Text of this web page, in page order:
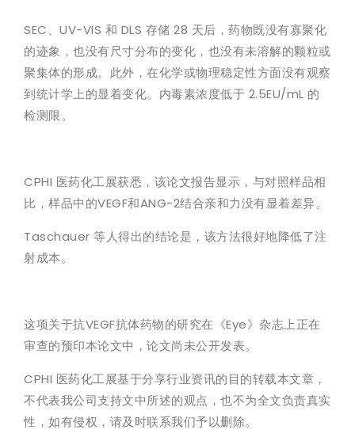
SEC、UV-VIS 和 DLS 存储 28 天后，药物既没有寡聚化
的迹象，也没有尺寸分布的变化，也没有未溶解的颗粒或
聚集体的形成。此外，在化学或物理稳定性方面没有观察
到统计学上的显着变化。内毒素浓度低于 2.5EU/mL 的
检测限。
CPHI 医药化工展获悉，该论文报告显示，与对照样品相
比，样品中的VEGF和ANG-2结合亲和力没有显着差异。
Taschauer 等人得出的结论是，该方法很好地降低了注
射成本。
这项关于抗VEGF抗体药物的研究在《Eye》杂志上正在
审查的预印本论文中，论文尚未公开发表。
CPHI 医药化工展基于分享行业资讯的目的转载本文章，
不代表我公司支持文中所述的观点，也不为全文负责真实
性，如有侵权，请及时联系我们予以删除。